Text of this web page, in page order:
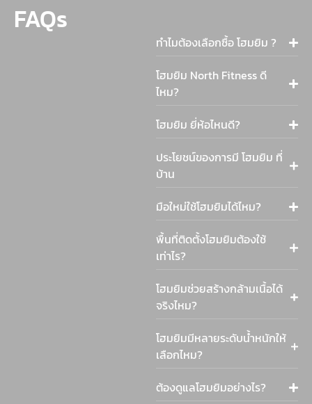
FAQs
ทำไมต้องเลือกซื้อ โฮมยิม ?
โฮมยิม North Fitness ดี
ไหม?
โฮมยิม ยี่ห้อไหนดี?
ประโยชน์ของการมี โฮมยิม ที่
บ้าน
มือใหม่ใช้โฮมยิมได้ไหม?
พื้นที่ติดตั้งโฮมยิมต้องใช้
เท่าไร?
โฮมยิมช่วยสร้างกล้ามเนื้อได้
จริงไหม?
โฮมยิมมีหลายระดับน้ำหนักให้
เลือกไหม?
ต้องดูแลโฮมยิมอย่างไร?